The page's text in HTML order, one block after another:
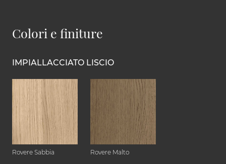
Colori e finiture
IMPIALLACCIATO LISCIO
Rovere Sabbia Rovere Malto